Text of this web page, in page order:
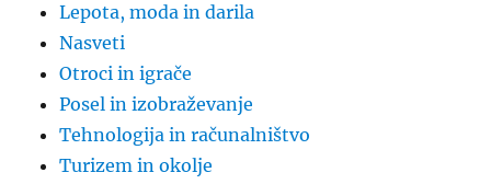
Lepota, moda in darila
Nasveti
Otroci in igrače
Posel in izobraževanje
Tehnologija in računalništvo
Turizem in okolje